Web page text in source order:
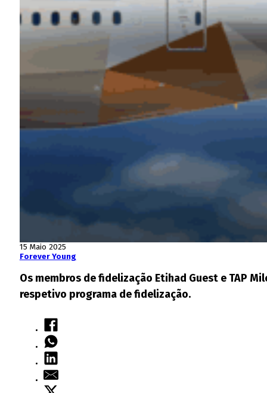
15 Maio 2025
Forever Young
Os membros de fidelização Etihad Guest e TAP
respetivo programa de fidelização.